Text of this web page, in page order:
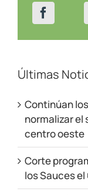
Últimas
Continúan
normalizar el
centro oeste
Corte
los Sauces